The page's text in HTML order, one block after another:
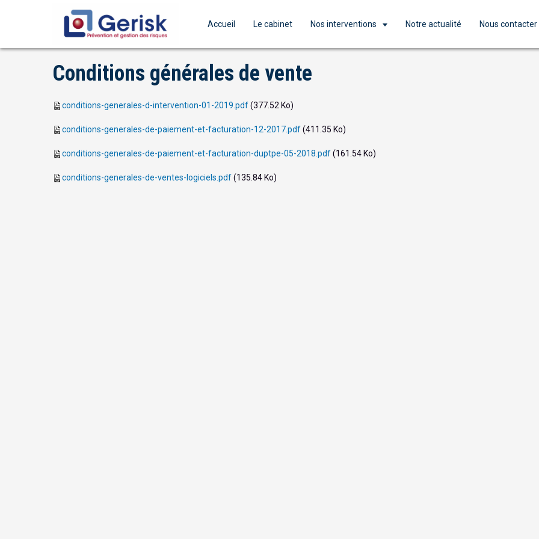
Accueil Le cabinet Nos interventions Notre actualité Nous contacter
Conditions générales de vente
conditions-generales-d-intervention-01-2019.pdf(377.52 Ko)
conditions-generales-de-paiement-et-facturation-12-2017.pdf(411.35 Ko)
conditions-generales-de-paiement-et-facturation-duptpe-05-2018.pdf(161.54 Ko)
conditions-generales-de-ventes-logiciels.pdf(135.84 Ko)